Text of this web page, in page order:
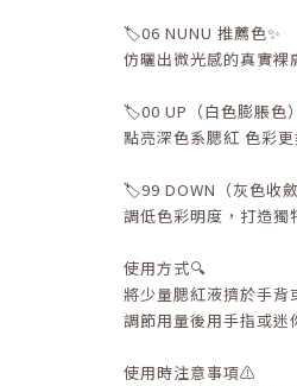
🏷️06 NUNU 推薦色✨
仿曬出微光感的真實裸
🏷️00 UP（白色膨脹色）
點亮深色系腮紅 色彩更
🏷️99 DOWN（灰色收斂
調低色彩明度，打造獨
使用方式🔍
將少量腮紅液擠於手背
調節用量後用手指或迷
使用時注意事項⚠️